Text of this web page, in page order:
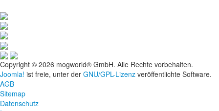
Copyright © 2026 mogworld® GmbH. Alle Rechte vorbehalten.
Joomla! ist freie, unter der GNU/GPL-Lizenz veröffentlichte Software.
AGB
Sitemap
Datenschutz